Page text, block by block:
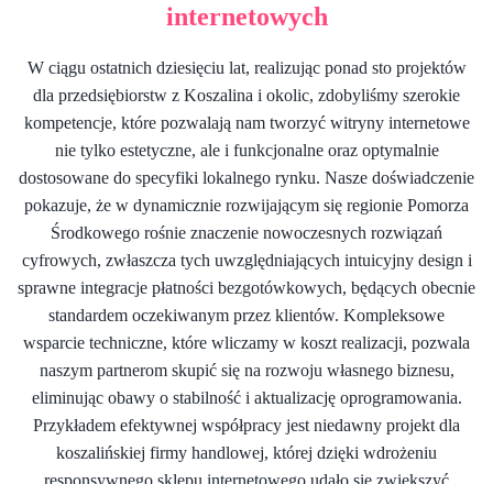
internetowych
W ciągu ostatnich dziesięciu lat, realizując ponad sto projektów
dla przedsiębiorstw z Koszalina i okolic, zdobyliśmy szerokie
kompetencje, które pozwalają nam tworzyć witryny internetowe
nie tylko estetyczne, ale i funkcjonalne oraz optymalnie
dostosowane do specyfiki lokalnego rynku. Nasze doświadczenie
pokazuje, że w dynamicznie rozwijającym się regionie Pomorza
Środkowego rośnie znaczenie nowoczesnych rozwiązań
cyfrowych, zwłaszcza tych uwzględniających intuicyjny design i
sprawne integracje płatności bezgotówkowych, będących obecnie
standardem oczekiwanym przez klientów. Kompleksowe
wsparcie techniczne, które wliczamy w koszt realizacji, pozwala
naszym partnerom skupić się na rozwoju własnego biznesu,
eliminując obawy o stabilność i aktualizację oprogramowania.
Przykładem efektywnej współpracy jest niedawny projekt dla
koszalińskiej firmy handlowej, której dzięki wdrożeniu
responsywnego sklepu internetowego udało się zwiększyć